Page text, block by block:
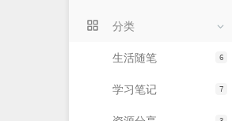
分类
6
生活随笔
7
学习笔记